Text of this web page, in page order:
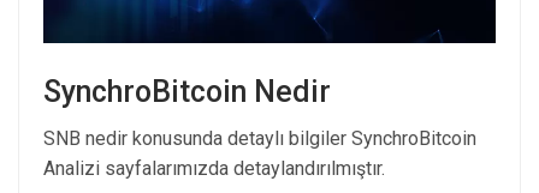
SynchroBitcoin Nedir
SNB nedir konusunda detaylı bilgiler SynchroBitcoin
Analizi sayfalarımızda detaylandırılmıştır.